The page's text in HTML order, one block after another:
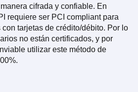
cifrada y confiable. En
requiere ser PCI compliant para
con tarjetas de crédito/débito. Por lo
no están certificados, y por
utilizar este método de